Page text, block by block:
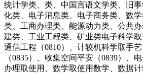
统计学类、类、中国言语文学类、旧
化类、电子消息类、电子商务类、数
类、工商办理类、能源动力类、公共
建类、工业工程类、矿业类电子科学
通信工程（0810）、计较机科学取手
（0835）、收集空间平安（0839）、
办理取使用、数学取使用数学、数据